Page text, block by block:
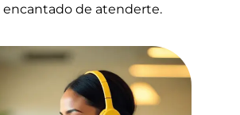
encantado de atenderte.